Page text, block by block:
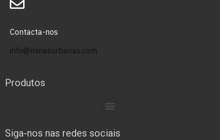
Contacta-nos
info@minasurbanas.com
Produtos
Siga-nos nas redes sociais